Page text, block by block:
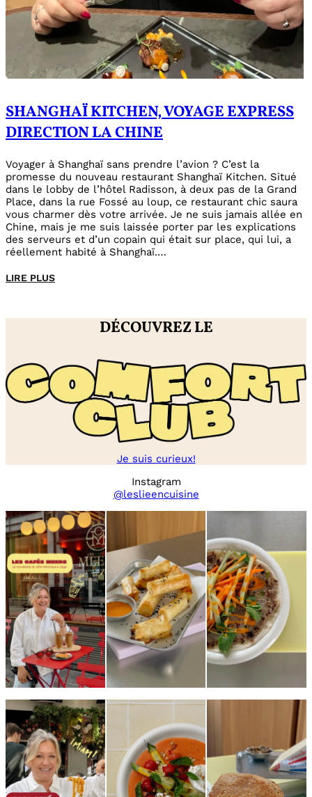
SHANGHAÏ KITCHEN, VOYAGE EXPRESS
DIRECTION LA CHINE
Voyager à Shanghaï sans prendre l’avion ? C’est la
promesse du nouveau restaurant Shanghaï Kitchen. Situé
dans le lobby de l’hôtel Radisson, à deux pas de la Grand
Place, dans la rue Fossé au loup, ce restaurant chic saura
vous charmer dès votre arrivée. Je ne suis jamais allée en
Chine, mais je me suis laissée porter par les explications
des serveurs et d’un copain qui était sur place, qui lui, a
réellement habité à Shanghaï.…
LIRE PLUS
DÉCOUVREZ LE
Je suis curieux!
Instagram
@leslieencuisine